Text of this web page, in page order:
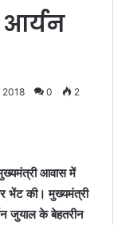
2018 0 2
आवास में
भेंट की। मुख्यमंत्री
जुयाल के बेहतरीन